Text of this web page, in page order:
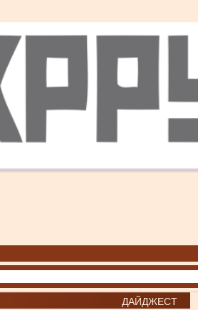
ДАЙДЖЕСТ